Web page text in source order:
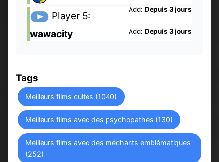
Add: Depuis 3 jours
Player 5:
wawacity
Add: Depuis 3 jours
Tags
Meilleurs films cultes (1040)
Meilleurs films avec des psychopathes (130)
Meilleurs films avec des méchants emblématiques
(252)